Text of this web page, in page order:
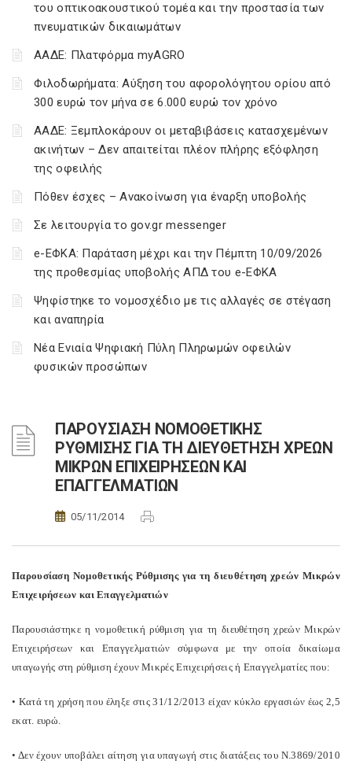
του οπτικοακουστικού τομέα και την προστασία των
πνευματικών δικαιωμάτων
ΑΑΔΕ: Πλατφόρμα myAGRO
Φιλοδωρήματα: Αύξηση του αφορολόγητου ορίου από
300 ευρώ τον μήνα σε 6.000 ευρώ τον χρόνο
ΑΑΔΕ: Ξεμπλοκάρουν οι μεταβιβάσεις κατασχεμένων
ακινήτων – Δεν απαιτείται πλέον πλήρης εξόφληση
της οφειλής
Πόθεν έσχες – Ανακοίνωση για έναρξη υποβολής
Σε λειτουργία το gov.gr messenger
e-ΕΦΚΑ: Παράταση μέχρι και την Πέμπτη 10/09/2026
της προθεσμίας υποβολής ΑΠΔ του e-ΕΦΚΑ
Ψηφίστηκε το νομοσχέδιο με τις αλλαγές σε στέγαση
και αναπηρία
Νέα Ενιαία Ψηφιακή Πύλη Πληρωμών οφειλών
φυσικών προσώπων
ΠΑΡΟΥΣΙΑΣΗ ΝΟΜΟΘΕΤΙΚΗΣ
ΡΥΘΜΙΣΗΣ ΓΙΑ ΤΗ ΔΙΕΥΘΕΤΗΣΗ ΧΡΕΩΝ
ΜΙΚΡΩΝ ΕΠΙΧΕΙΡΗΣΕΩΝ ΚΑΙ
ΕΠΑΓΓΕΛΜΑΤΙΩΝ
05/11/2014
Παρουσίαση Νομοθετικής Ρύθμισης για τη διευθέτηση χρεών Μικρών
Επιχειρήσεων και Επαγγελματιών
Παρουσιάστηκε η νομοθετική ρύθμιση για τη διευθέτηση χρεών Μικρών
Επιχειρήσεων και Επαγγελματιών σύμφωνα με την οποία δικαίωμα
υπαγωγής στη ρύθμιση έχουν Μικρές Επιχειρήσεις ή Επαγγελματίες που:
• Κατά τη χρήση που έληξε στις 31/12/2013 είχαν κύκλο εργασιών έως 2,5
εκατ. ευρώ.
• Δεν έχουν υποβάλει αίτηση για υπαγωγή στις διατάξεις του Ν.3869/2010